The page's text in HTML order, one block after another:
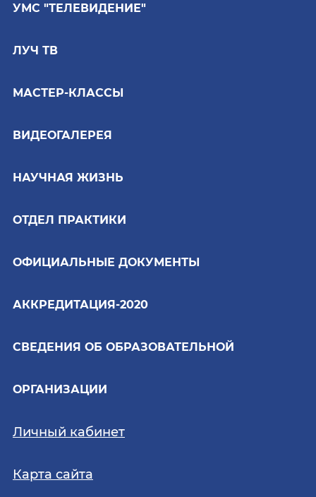
УМС "ТЕЛЕВИДЕНИЕ"
ЛУЧ ТВ
МАСТЕР-КЛАССЫ
ВИДЕОГАЛЕРЕЯ
НАУЧНАЯ ЖИЗНЬ
ОТДЕЛ ПРАКТИКИ
ОФИЦИАЛЬНЫЕ ДОКУМЕНТЫ
АККРЕДИТАЦИЯ-2020
СВЕДЕНИЯ ОБ ОБРАЗОВАТЕЛЬНОЙ
ОРГАНИЗАЦИИ
Личный кабинет
Карта сайта